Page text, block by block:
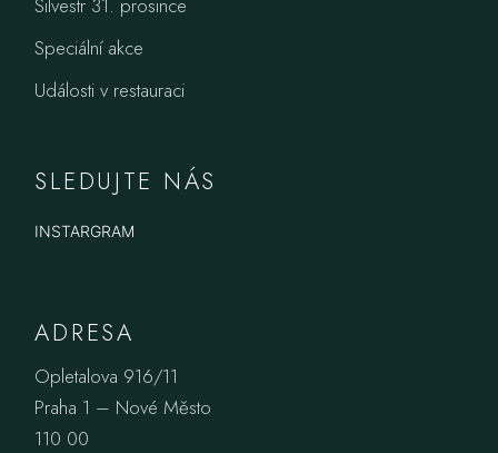
Speciální akce
Události v restauraci
SLEDUJTE NÁS
INSTARGRAM
ADRESA
Opletalova 916/11
Praha 1 – Nové Město
110 00